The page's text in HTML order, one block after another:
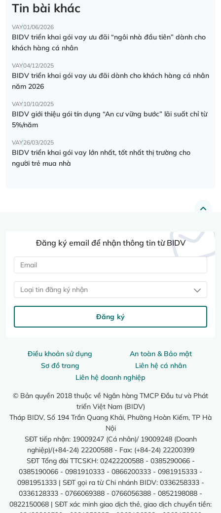
Tin bài khác
VAY01/06/2026
BIDV triển khai gói vay ưu đãi “ngôi nhà đầu tiên” dành cho
khách hàng cá nhân
VAY04/12/2025
BIDV triển khai gói vay ưu đãi dành cho khách hàng cá nhân
năm 2026
VAY10/10/2025
BIDV giới thiệu gói tín dụng “An cư vững bước” lãi suất chỉ từ
5%/năm
VAY26/03/2025
BIDV triển khai gói vay lớn nhất, tốt nhất thị trường cho
người trẻ mua nhà
Điều khoản sử dụng
An toàn & Bảo mật
Sơ đồ trang
Liên hệ cá nhân
Liên hệ doanh nghiệp
© Bản quyền 2018 thuộc về Ngân hàng TMCP Đầu tư và Phát
triển Việt Nam (BIDV)
Tháp BIDV, Số 194 Trần Quang Khải, Phường Hoàn Kiếm, TP Hà
Nội
SĐT tiếp nhận: 19009247 (Cá nhân)/ 19009248 (Doanh
nghiệp)/(+84-24) 22200588 - Fax: (+84-24) 22200399
SĐT Tổng đài TTCSKH: 02422200588 - 0385290066 -
0385190066 - 0981910333 - 0866200333 - 0981915333 -
0981951333 | SĐT gọi ra từ Chi nhánh BIDV: 0336258333 -
0336128333 - 0766069388 - 0766056388 - 0852198088 -
0822150068 | SĐT xác minh giao dịch thẻ, giao dịch chuyển tiền:
Đăng ký email để nhận thông tin từ BIDV
Loại tin đăng ký nhận
Đăng ký